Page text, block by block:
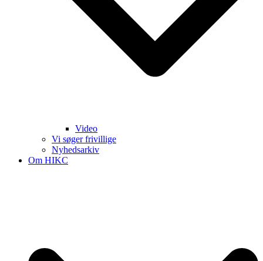
Video
Vi søger frivillige
Nyhedsarkiv
Om HIKC